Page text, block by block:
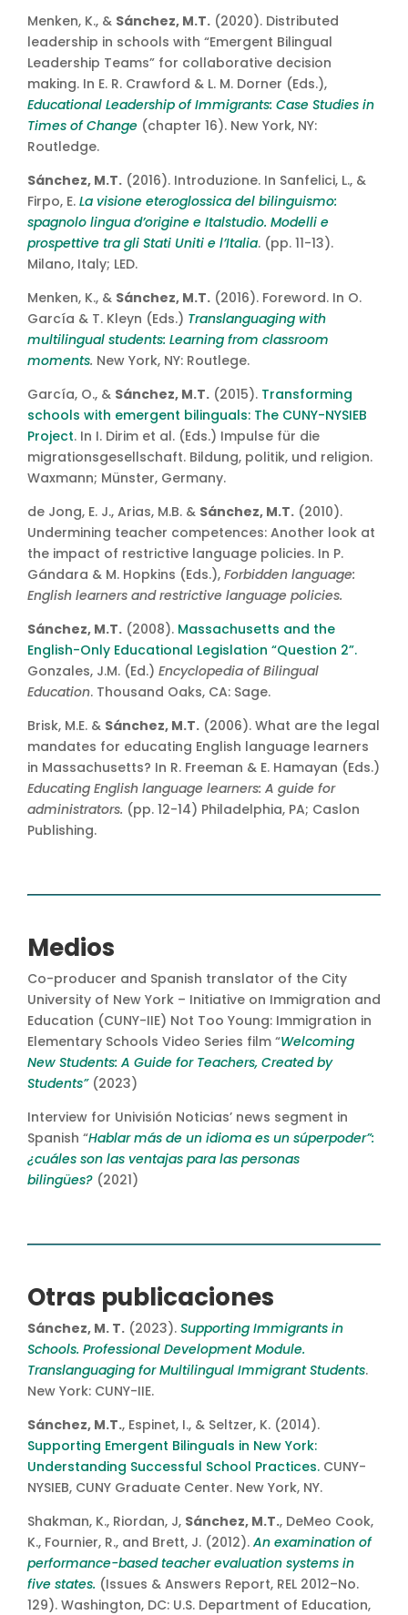
Menken, K., & Sánchez, M.T. (2020). Distributed
leadership in schools with “Emergent Bilingual
Leadership Teams” for collaborative decision
making. In E. R. Crawford & L. M. Dorner (Eds.),
Educational Leadership of Immigrants: Case Studies in
Times of Change (chapter 16). New York, NY:
Routledge.
Sánchez, M.T. (2016). Introduzione. In Sanfelici, L., &
Firpo, E. La visione eteroglossica del bilinguismo:
spagnolo lingua d’origine e Italstudio. Modelli e
prospettive tra gli Stati Uniti e l’Italia. (pp. 11-13).
Milano, Italy; LED.
Menken, K., & Sánchez, M.T. (2016). Foreword. In O.
García & T. Kleyn (Eds.) Translanguaging with
multilingual students: Learning from classroom
moments. New York, NY: Routlege.
García, O., & Sánchez, M.T. (2015). Transforming
schools with emergent bilinguals: The CUNY-NYSIEB
Project. In I. Dirim et al. (Eds.) Impulse für die
migrationsgesellschaft. Bildung, politik, und religion.
Waxmann; Münster, Germany.
de Jong, E. J., Arias, M.B. & Sánchez, M.T. (2010).
Undermining teacher competences: Another look at
the impact of restrictive language policies. In P.
Gándara & M. Hopkins (Eds.), Forbidden language:
English learners and restrictive language policies.
Sánchez, M.T. (2008). Massachusetts and the
English-Only Educational Legislation “Question 2”.
Gonzales, J.M. (Ed.) Encyclopedia of Bilingual
Education. Thousand Oaks, CA: Sage.
Brisk, M.E. & Sánchez, M.T. (2006). What are the legal
mandates for educating English language learners
in Massachusetts? In R. Freeman & E. Hamayan (Eds.)
Educating English language learners: A guide for
administrators. (pp. 12-14) Philadelphia, PA; Caslon
Publishing.
Medios
Co-producer and Spanish translator of the City
University of New York – Initiative on Immigration and
Education (CUNY-IIE) Not Too Young: Immigration in
Elementary Schools Video Series film “Welcoming
New Students: A Guide for Teachers, Created by
Students” (2023)
Interview for Univisión Noticias’ news segment in
Spanish “Hablar más de un idioma es un súperpoder”:
¿cuáles son las ventajas para las personas
bilingües? (2021)
Otras publicaciones
Sánchez, M. T. (2023). Supporting Immigrants in
Schools. Professional Development Module.
Translanguaging for Multilingual Immigrant Students.
New York: CUNY-IIE.
Sánchez, M.T., Espinet, I., & Seltzer, K. (2014).
Supporting Emergent Bilinguals in New York:
Understanding Successful School Practices. CUNY-
NYSIEB, CUNY Graduate Center. New York, NY.
Shakman, K., Riordan, J, Sánchez, M.T., DeMeo Cook,
K., Fournier, R., and Brett, J. (2012). An examination of
performance-based teacher evaluation systems in
five states. (Issues & Answers Report, REL 2012–No.
129). Washington, DC: U.S. Department of Education,